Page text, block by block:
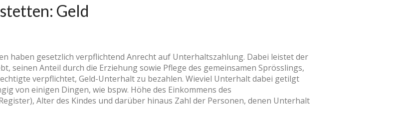
Geld
haben gesetzlich verpflichtend Anrecht auf Unterhaltszahlung. Dabei leistet der
seinen Anteil durch die Erziehung sowie Pflege des gemeinsamen Sprösslings,
verpflichtet, Geld-Unterhalt zu bezahlen. Wieviel Unterhalt dabei getilgt
von einigen Dingen, wie bspw. Höhe des Einkommens des
Alter des Kindes und darüber hinaus Zahl der Personen, denen Unterhalt